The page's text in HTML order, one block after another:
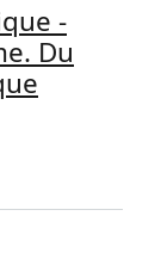
-
Du